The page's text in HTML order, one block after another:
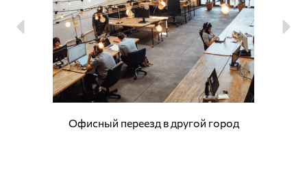
Офисный переезд в другой город